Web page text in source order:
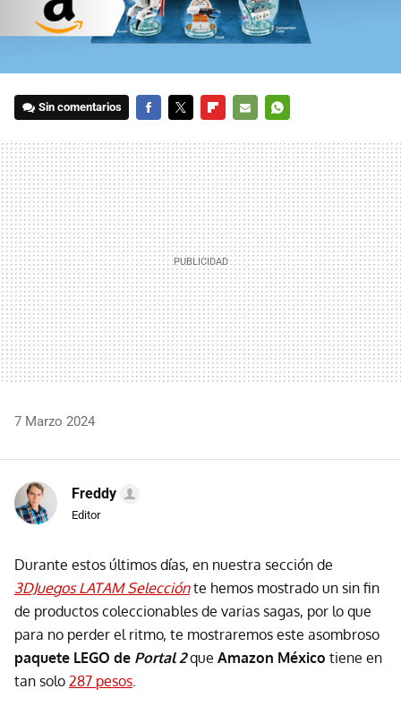
Sin comentarios
MAIL
7 Marzo 2024
Freddy
Editor
Durante estos últimos días, en nuestra sección de
3DJuegos LATAM Selección te hemos mostrado un sin fin
de productos coleccionables de varias sagas, por lo que
para no perder el ritmo, te mostraremos este asombroso
paquete LEGO de Portal 2 que Amazon México tiene en
tan solo 287 pesos.